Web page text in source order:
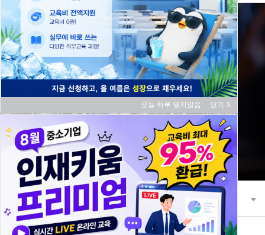
교육과정
21세기 초일류 꿈을 키워 나가는 한국산
업기술협회
교육과정 교육 과정 안내
오늘 하루 열지않음 닫기 X